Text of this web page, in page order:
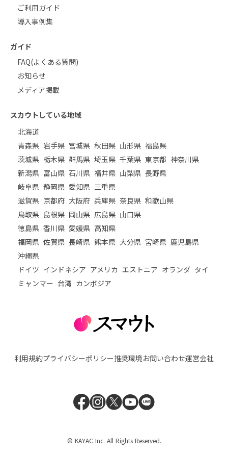
ご利用ガイド
導入事例集
ガイド
FAQ(よくある質問)
お知らせ
メディア掲載
スカウトしている地域
北海道
青森県 岩手県 宮城県 秋田県 山形県 福島県
茨城県 栃木県 群馬県 埼玉県 千葉県 東京都 神奈川県
新潟県 富山県 石川県 福井県 山梨県 長野県
岐阜県 静岡県 愛知県 三重県
滋賀県 京都府 大阪府 兵庫県 奈良県 和歌山県
鳥取県 島根県 岡山県 広島県 山口県
徳島県 香川県 愛媛県 高知県
福岡県 佐賀県 長崎県 熊本県 大分県 宮崎県 鹿児島県
沖縄県
ドイツ インドネシア アメリカ エストニア オランダ タイ
ミャンマー 台湾 カンボジア
利用規約プライバシーポリシー推奨環境お問い合わせ運営会社
© KAYAC Inc. All Rights Reserved.